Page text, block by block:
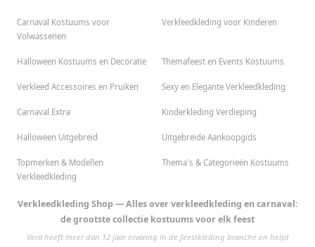
Carnaval Kostuums voor
Volwassenen
Verkleedkleding voor Kinderen
Halloween Kostuums en Decoratie Themafeest en Events Kostuums
Verkleed Accessoires en Pruiken Sexy en Elegante Verkleedkleding
Carnaval Extra Kinderkleding Verdieping
Halloween Uitgebreid Uitgebreide Aankoopgids
Topmerken & Modellen
Verkleedkleding
Thema's & Categorieën Kostuums
Verkleedkleding Shop — Alles over verkleedkleding en carnaval:
de grootste collectie kostuums voor elk feest
Vera heeft meer dan 12 jaar ervaring in de feestkleding branche en helpt